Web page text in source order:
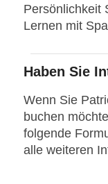
Persönlichkeit
Lernen mit
Haben Sie
Wenn Sie
buchen
folgende
alle weiteren